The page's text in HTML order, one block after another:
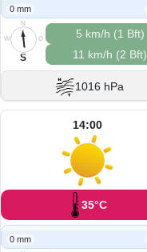
0 mm
N
O
S
W
S
5 km/h (1 Bft)
11 km/h (2 Bft)
1016 hPa
14:00
35°C
0 mm